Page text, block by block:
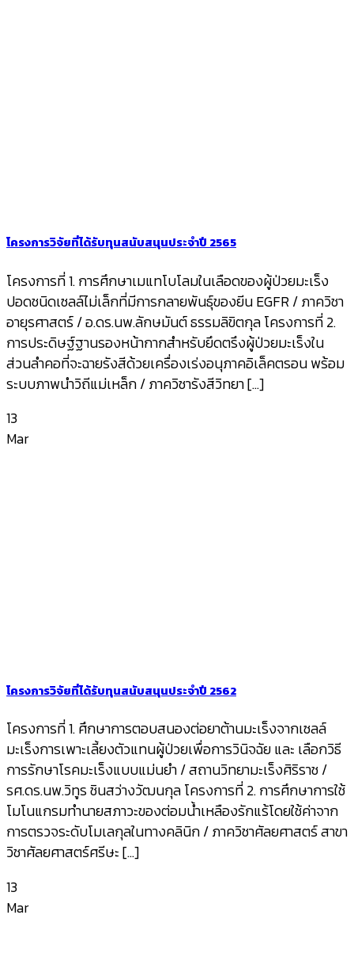
โครงการวิจัยที่ได้รับทุนสนับสนุนประจำปี 2565
โครงการที่ 1. การศึกษาเมแทโบโลมในเลือดของผู้ป่วยมะเร็ง
ปอดชนิดเซลล์ไม่เล็กที่มีการกลายพันธุ์ของยีน EGFR / ภาควิชา
อายุรศาสตร์ / อ.ดร.นพ.ลักษมันต์ ธรรมลิขิตกุล โครงการที่ 2.
การประดิษฐ์ฐานรองหน้ากากสำหรับยึดตรึงผู้ป่วยมะเร็งใน
ส่วนลำคอที่จะฉายรังสีด้วยเครื่องเร่งอนุภาคอิเล็คตรอน พร้อม
ระบบภาพนำวิถีแม่เหล็ก / ภาควิชารังสีวิทยา [...]
13
Mar
โครงการวิจัยที่ได้รับทุนสนับสนุนประจำปี 2562
โครงการที่ 1. ศึกษาการตอบสนองต่อยาต้านมะเร็งจากเซลล์
มะเร็งการเพาะเลี้ยงตัวแทนผู้ป่วยเพื่อการวินิจฉัย และ เลือกวิธี
การรักษาโรคมะเร็งแบบแม่นยำ / สถานวิทยามะเร็งศิริราช /
รศ.ดร.นพ.วิทูร ชินสว่างวัฒนกุล โครงการที่ 2. การศึกษาการใช้
โมโนแกรมทำนายสภาวะของต่อมน้ำเหลืองรักแร้โดยใช้ค่าจาก
การตรวจระดับโมเลกุลในทางคลินิก / ภาควิชาศัลยศาสตร์ สาขา
วิชาศัลยศาสตร์ศรีษะ [...]
13
Mar